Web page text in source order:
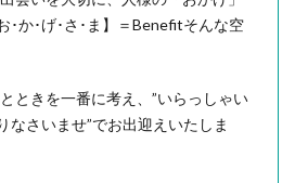
･か･げ･さ･ま】＝Benefitそんな空
ときを一番に考え、”いらっしゃい
なさいませ”でお出迎えいたしま